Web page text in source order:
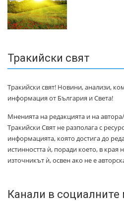
Тракийски свят
Тракийски свят! Новини, анализи,
информация от България и Света!
Мненията на редакцията и на
Тракийски Свят не разполага с
информацията, която достига до
истинността ѝ, поради което, в края
източникът ѝ, освен ако не е
Канали в